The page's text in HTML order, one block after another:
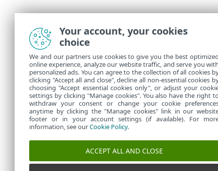
Your account, your cookies
choice
We and our partners use cookies to give you the best
online experience, analyze our website traffic, and serve you
personalized ads. You can agree to the collection of all cookies
clicking "Accept all and close", decline all non-essential cookies
choosing "Accept essential cookies only", or adjust your
settings by clicking "Manage cookies". You also have the right
withdraw your consent or change your cookie
anytime by clicking the "Manage cookies" link in our
footer or in your account settings (if available). For
information, see ourCookie Policy.
ACCEPT ALL AND CLOSE